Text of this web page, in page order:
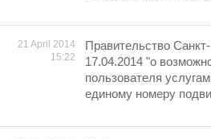
21 April 2014
15:22
Правительство
17.04.2014 "о
пользователя
единому номеру